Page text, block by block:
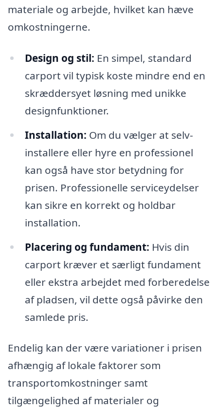
materiale og arbejde, hvilket kan hæve
omkostningerne.
Design og stil: En simpel, standard
carport vil typisk koste mindre end en
skræddersyet løsning med unikke
designfunktioner.
Installation: Om du vælger at selv-
installere eller hyre en professionel
kan også have stor betydning for
prisen. Professionelle serviceydelser
kan sikre en korrekt og holdbar
installation.
Placering og fundament: Hvis din
carport kræver et særligt fundament
eller ekstra arbejdet med forberedelse
af pladsen, vil dette også påvirke den
samlede pris.
Endelig kan der være variationer i prisen
afhængig af lokale faktorer som
transportomkostninger samt
tilgængelighed af materialer og